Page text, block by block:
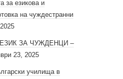
за езикова и
на чуждестранни
ЕЗИК ЗА ЧУЖДЕНЦИ –
23, 2025
училища в